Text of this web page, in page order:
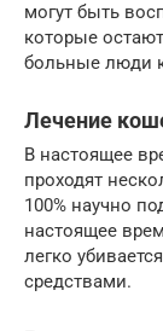
могут быть
которые
больные люди
Лечение
В настоящее
проходят
100% научно
настоящее
легко
средствами.